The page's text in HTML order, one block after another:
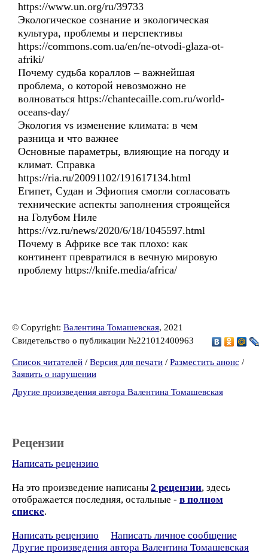
https://www.un.org/ru/39733
Экологическое сознание и экологическая
культура, проблемы и перспективы
https://commons.com.ua/en/ne-otvodi-glaza-ot-
afriki/
Почему судьба кораллов – важнейшая
проблема, о которой невозможно не
волноваться https://chantecaille.com.ru/world-
oceans-day/
Экология vs изменение климата: в чем
разница и что важнее
Основные параметры, влияющие на погоду и
климат. Справка
https://ria.ru/20091102/191617134.html
Египет, Судан и Эфиопия смогли согласовать
технические аспекты заполнения строящейся
на Голубом Ниле
https://vz.ru/news/2020/6/18/1045597.html
Почему в Африке все так плохо: как
континент превратился в вечную мировую
проблему https://knife.media/africa/
© Copyright: Валентина Томашевская, 2021
Свидетельство о публикации №221012400963
Список читателей / Версия для печати / Разместить анонс /
Заявить о нарушении
Другие произведения автора Валентина Томашевская
Рецензии
Написать рецензию
На это произведение написаны 2 рецензии, здесь
отображается последняя, остальные - в полном
списке.
Написать рецензию
Написать личное сообщение
Другие произведения автора Валентина Томашевская